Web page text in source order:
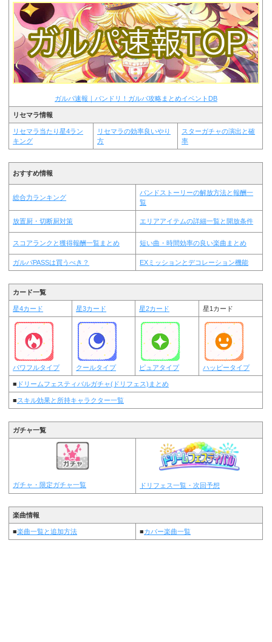
ガルパ速報｜バンドリ！ガルパ攻略まとめイベントDB
リセマラ情報
リセマラ当たり星4ラン
キング
リセマラの効率良いやり
方
スターガチャの演出と確
率
おすすめ情報
総合力ランキング
バンドストーリーの解放方法と報酬一
覧
放置厨・切断厨対策 エリアアイテムの詳細一覧と開放条件
スコアランクと獲得報酬一覧まとめ 短い曲・時間効率の良い楽曲まとめ
ガルパPASSは買うべき？ EXミッションとデコレーション機能
カード一覧
星4カード 星3カード 星2カード 星1カード
パワフルタイプ クールタイプ ピュアタイプ ハッピータイプ
■ ドリームフェスティバルガチャ(ドリフェス)まとめ
■スキル効果と所持キャラクター一覧
ガチャ一覧
ガチャ・限定ガチャ一覧 ドリフェス一覧・次回予想
楽曲情報
■楽曲一覧と追加方法 ■カバー楽曲一覧